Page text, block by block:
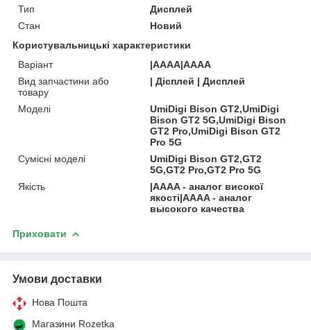
Тип
Дисплей
Стан
Новий
Користувальницькі характеристики
Варіант
|AAAA|AAAA
Вид запчастини або
товару
| Дісплей | Дисплей
Моделі
UmiDigi Bison GT2,UmiDigi
Bison GT2 5G,UmiDigi Bison
GT2 Pro,UmiDigi Bison GT2
Pro 5G
Сумісні моделі
UmiDigi Bison GT2,GT2
5G,GT2 Pro,GT2 Pro 5G
Якість
|AAAA - аналог високої
якості|AAAA - аналог
высокого качества
Приховати
Умови доставки
Нова Пошта
Магазини Rozetka